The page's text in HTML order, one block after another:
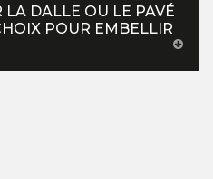
LA DALLE OU LE PAVÉ
POUR EMBELLIR